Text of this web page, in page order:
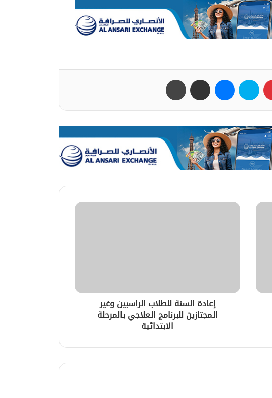
بينتيريست سكايب ماسنجر مشاركة عبر البريد
إعادة السنة للطلاب الراسبين وغير
المجتازين للبرنامج العلاجي بالمرحلة
الابتدائية